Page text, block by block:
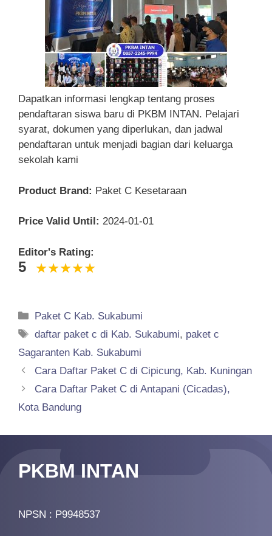
Dapatkan informasi lengkap tentang proses
pendaftaran siswa baru di PKBM INTAN. Pelajari
syarat, dokumen yang diperlukan, dan jadwal
pendaftaran untuk menjadi bagian dari keluarga
sekolah kami
Product Brand: Paket C Kesetaraan
Price Valid Until: 2024-01-01
Editor's Rating:
5
Categories
Paket C Kab. Sukabumi
Tags
daftar paket c di Kab. Sukabumi, paket c
Sagaranten Kab. Sukabumi
Cara Daftar Paket C di Cipicung, Kab. Kuningan
Cara Daftar Paket C di Antapani (Cicadas),
Kota Bandung
PKBM INTAN
NPSN : P9948537